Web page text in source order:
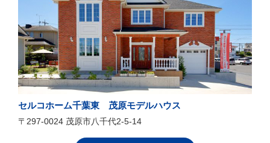
セルコホーム千葉東 茂原モデルハウス
〒297-0024 茂原市八千代2-5-14